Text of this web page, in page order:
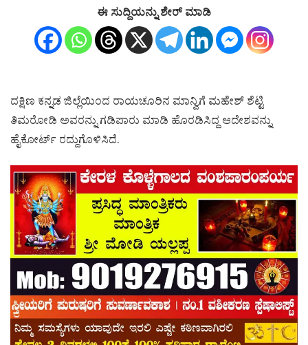
ಈ ಸುದ್ದಿಯನ್ನು ಶೇರ್ ಮಾಡಿ
ದಕ್ಷಿಣ ಕನ್ನಡ ಜಿಲ್ಲೆಯಿಂದ ರಾಯಚೂರಿನ ಮಾನ್ವಿಗೆ ಮಹೇಶ್ ಶೆಟ್ಟಿ
ತಿಮರೋಡಿ ಅವರನ್ನು ಗಡಿಪಾರು ಮಾಡಿ ಹೊರಡಿಸಿದ್ದ ಆದೇಶವನ್ನು
ಹೈಕೋರ್ಟ್ ರದ್ದುಗೊಳಿಸಿದೆ.